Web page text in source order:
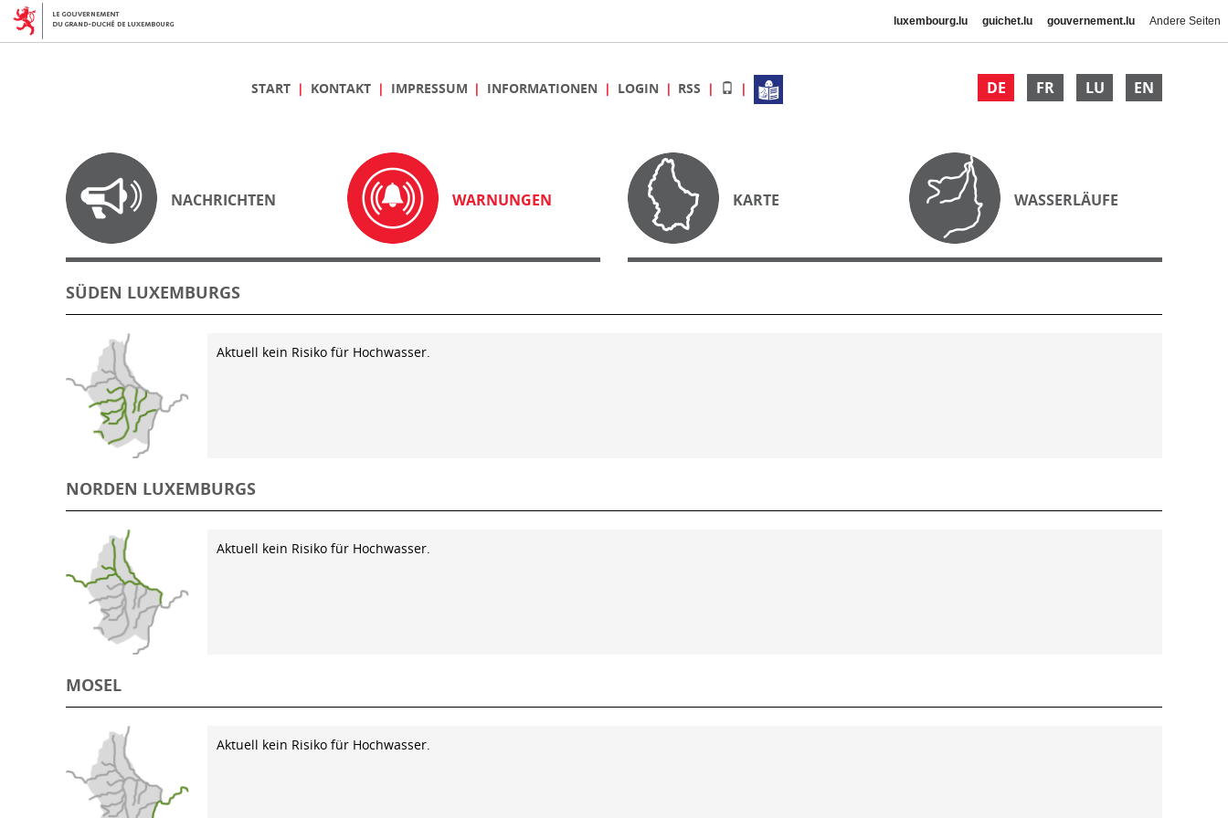
luxembourg.lu guichet.lu gouvernement.lu Andere Seiten
DE FR LU EN
START KONTAKT IMPRESSUM INFORMATIONEN LOGIN RSS
NACHRICHTEN WARNUNGEN KARTE WASSERLÄUFE
SÜDEN LUXEMBURGS
Aktuell kein Risiko für Hochwasser.
NORDEN LUXEMBURGS
Aktuell kein Risiko für Hochwasser.
MOSEL
Aktuell kein Risiko für Hochwasser.